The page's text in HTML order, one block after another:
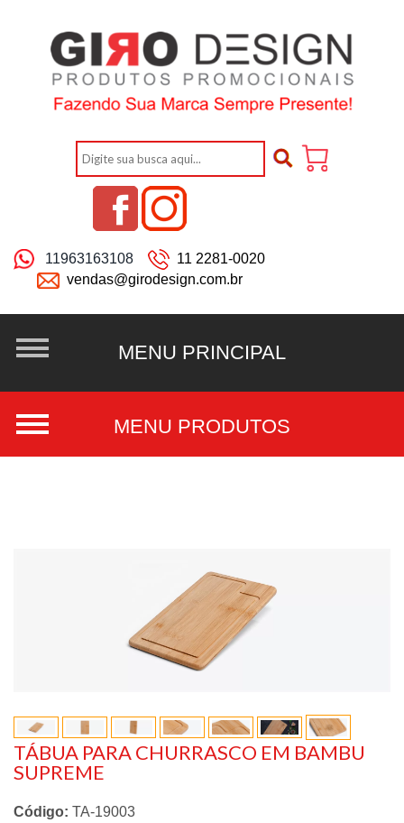
11963163108
11 2281-0020
vendas@girodesign.com.br
TÁBUA PARA CHURRASCO EM BAMBU
SUPREME
Código: TA-19003